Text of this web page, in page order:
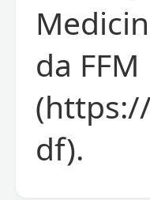
da FFM
df).